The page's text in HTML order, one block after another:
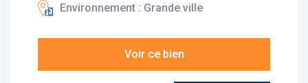
Environnement : Grande ville
Voir ce bien